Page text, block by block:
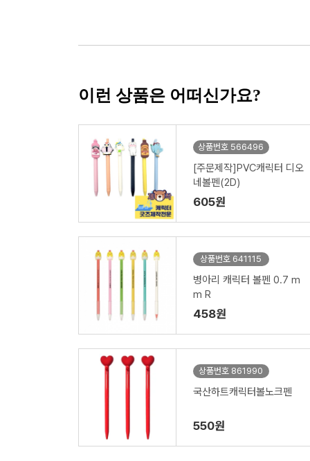
이런 상품은 어떠신가요?
상품번호 566496
[주문제작]PVC캐릭터 디오
네볼펜(2D)
605원
상품번호 641115
병아리 캐릭터 볼펜 0.7 m
m R
458원
상품번호 861990
국산하트캐릭터볼노크펜
550원